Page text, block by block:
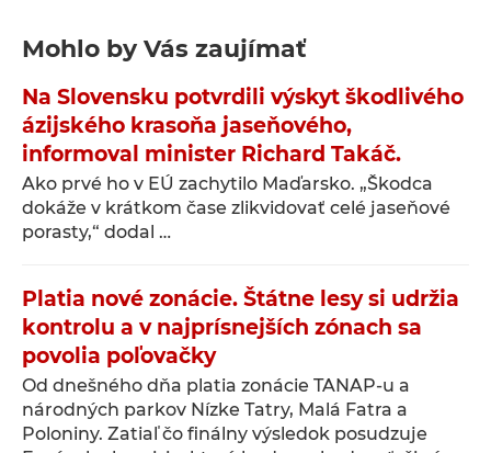
Mohlo by Vás zaujímať
Na Slovensku potvrdili výskyt škodlivého
ázijského krasoňa jaseňového,
informoval minister Richard Takáč.
Ako prvé ho v EÚ zachytilo Maďarsko. „Škodca
dokáže v krátkom čase zlikvidovať celé jaseňové
porasty,“ dodal …
Platia nové zonácie. Štátne lesy si udržia
kontrolu a v najprísnejších zónach sa
povolia poľovačky
Od dnešného dňa platia zonácie TANAP-u a
národných parkov Nízke Tatry, Malá Fatra a
Poloniny. Zatiaľ čo finálny výsledok posudzuje